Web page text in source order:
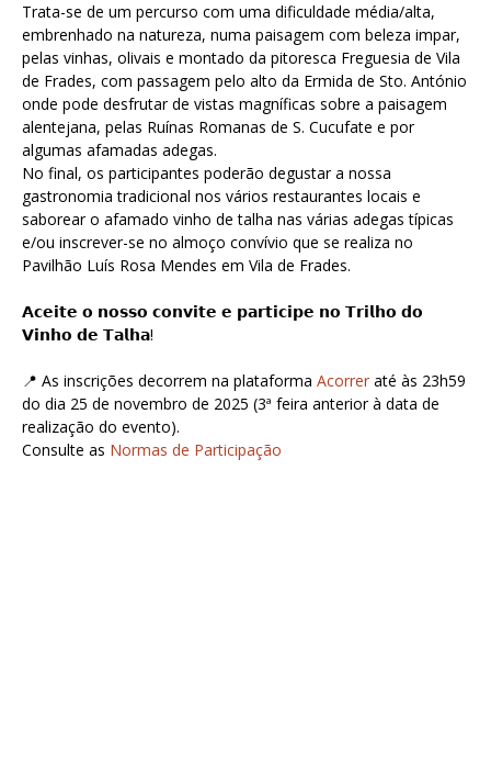
Trata-se de um percurso com uma dificuldade média/alta,
embrenhado na natureza, numa paisagem com beleza impar,
pelas vinhas, olivais e montado da pitoresca Freguesia de Vila
de Frades, com passagem pelo alto da Ermida de Sto. António
onde pode desfrutar de vistas magníficas sobre a paisagem
alentejana, pelas Ruínas Romanas de S. Cucufate e por
algumas afamadas adegas.
No final, os participantes poderão degustar a nossa
gastronomia tradicional nos vários restaurantes locais e
saborear o afamado vinho de talha nas várias adegas típicas
e/ou inscrever-se no almoço convívio que se realiza no
Pavilhão Luís Rosa Mendes em Vila de Frades.
𝗔𝗰𝗲𝗶𝘁𝗲 𝗼 𝗻𝗼𝘀𝘀𝗼 𝗰𝗼𝗻𝘃𝗶𝘁𝗲 𝗲 𝗽𝗮𝗿𝘁𝗶𝗰𝗶𝗽𝗲 𝗻𝗼 𝗧𝗿𝗶𝗹𝗵𝗼 𝗱𝗼
𝗩𝗶𝗻𝗵𝗼 𝗱𝗲 𝗧𝗮𝗹𝗵𝗮!
📍 As inscrições decorrem na plataforma Acorrer até às 23h59
do dia 25 de novembro de 2025 (3ª feira anterior à data de
realização do evento).
Consulte as Normas de Participação